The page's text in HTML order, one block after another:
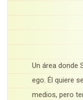
Un área donde
ego. Él quiere
medios, pero